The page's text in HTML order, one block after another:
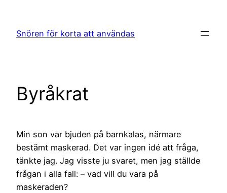
innehåll
Snören för korta att användas
Byråkrat
Min son var bjuden på barnkalas, närmare
bestämt maskerad. Det var ingen idé att fråga,
tänkte jag. Jag visste ju svaret, men jag ställde
frågan i alla fall: – vad vill du vara på
maskeraden?